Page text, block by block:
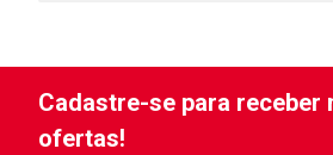
Cadastre-se para receber
ofertas!